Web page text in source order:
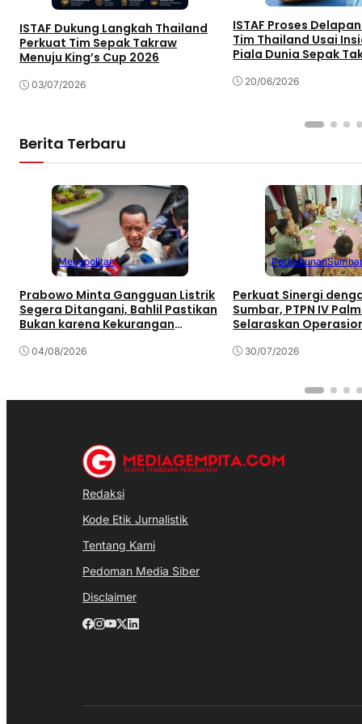
ISTAF Dukung Langkah Thailand
Perkuat Tim Sepak Takraw
Menuju King’s Cup 2026
03/07/2026
ISTAF Proses
Tim Thailand Usai
Piala Dunia Sepak
20/06/2026
Berita Terbaru
Megapolitan
Prabowo Minta Gangguan Listrik
Segera Ditangani, Bahlil Pastikan
Bukan karena Kekurangan
04/08/2026
Perkebunan
Perkuat Sinergi
Sumbar, PTPN IV
Selaraskan
30/07/2026
Redaksi
Kode Etik Jurnalistik
Tentang Kami
Pedoman Media Siber
Disclaimer